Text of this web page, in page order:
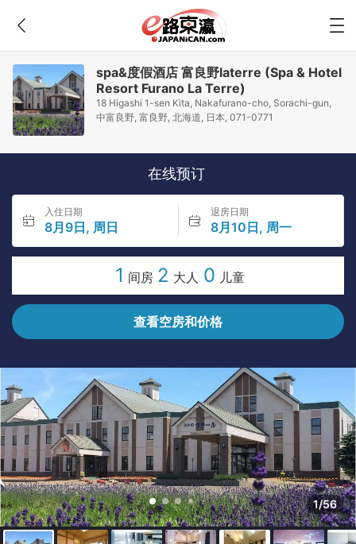
spa&度假酒店 富良野laterre (Spa & Hotel
Resort Furano La Terre)
18 Higashi 1-sen Kita, Nakafurano-cho, Sorachi-gun,
中富良野, 富良野, 北海道, 日本, 071-0771
在线预订
入住日期
8月9日, 周日
退房日期
8月10日, 周一
1 间房 2 大人 0 儿童
查看空房和价格
1/56